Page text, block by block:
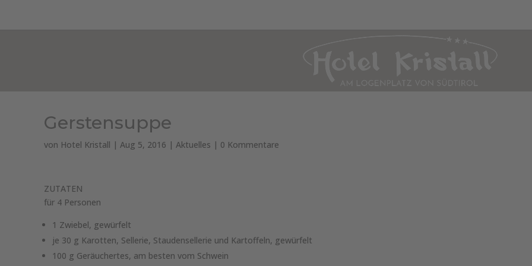
Gerstensuppe
von Hotel Kristall | Aug 5, 2016 | Aktuelles | 0 Kommentare
ZUTATEN
für 4 Personen
1 Zwiebel, gewürfelt
je 30 g Karotten, Sellerie, Staudensellerie und Kartoffeln, gewürfelt
100 g Geräuchertes, am besten vom Schwein